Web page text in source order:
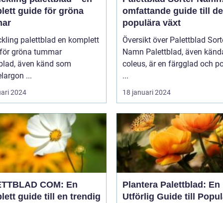
guide för gröna
palettblad en komplett
gröna tummar
även känd som
...
2024
omfattande guide till
populära växt
Översikt över Palettblad
Namn Palettblad, även kända som
coleus, är en färgglad och
...
18 januari 2024
COM: En
guide till en trendig
Plantera Palettblad: En
Utförlig Guide till